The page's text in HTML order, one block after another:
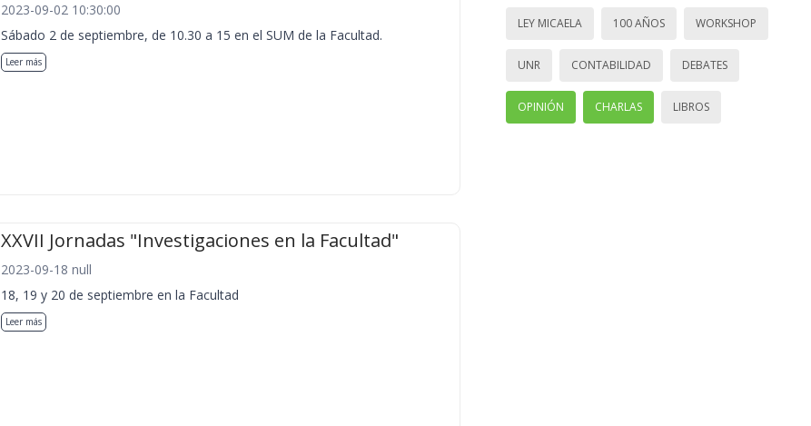
2023-09-02 10:30:00
Sábado 2 de septiembre, de 10.30 a 15 en el SUM de la Facultad.
Leer más
XXVII Jornadas "Investigaciones en la Facultad"
2023-09-18 null
18, 19 y 20 de septiembre en la Facultad
Leer más
LEY MICAELA 100 AÑOS WORKSHOP
UNR CONTABILIDAD DEBATES
OPINIÓN CHARLAS LIBROS